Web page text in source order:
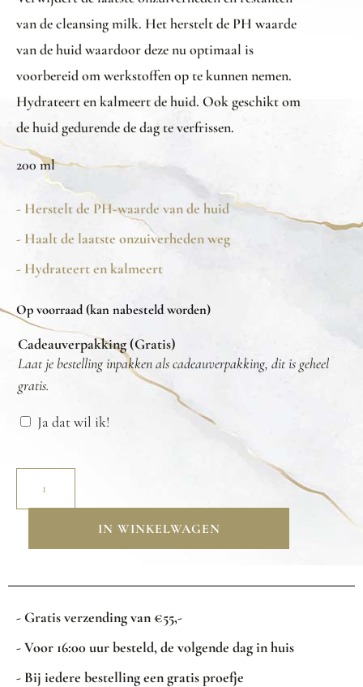
van de cleansing milk. Het herstelt de PH waarde
van de huid waardoor deze nu optimaal is
voorbereid om werkstoffen op te kunnen nemen.
Hydrateert en kalmeert de huid. Ook geschikt om
de huid gedurende de dag te verfrissen.
200 ml
- Herstelt de PH-waarde van de huid
- Haalt de laatste onzuiverheden weg
- Hydrateert en kalmeert
Op voorraad (kan nabesteld worden)
Cadeauverpakking (Gratis)
Laat je bestelling inpakken als cadeauverpakking, dit is geheel
gratis.
Ja dat wil ik!
IN WINKELWAGEN
- Gratis verzending van €55,-
- Voor 16:00 uur besteld, de volgende dag in huis
- Bij iedere bestelling een gratis proefje